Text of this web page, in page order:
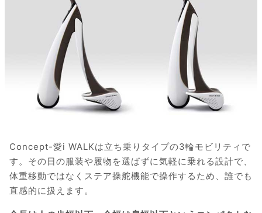
Concept-愛i WALKは立ち乗りタイプの3輪モビリティで
す。その日の服装や履物を選ばずに気軽に乗れる設計で、
体重移動ではなくステア操舵機能で操作するため、誰でも
直感的に扱えます。